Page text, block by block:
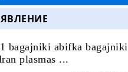
bagajniki abifka bagajniki
plasmas ...